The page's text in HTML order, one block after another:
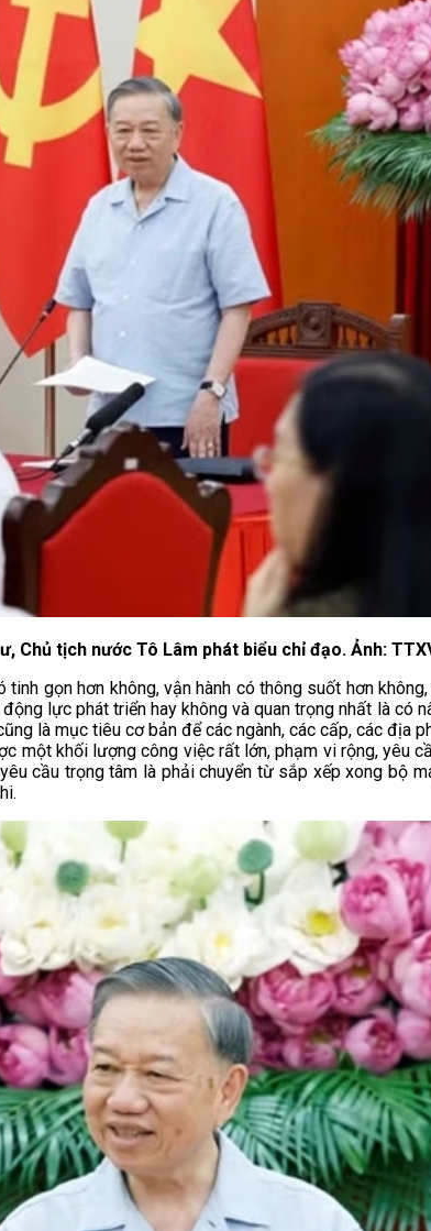
Chủ tịch nước Tô Lâm phát biểu chỉ đạo. Ảnh:
gọn hơn không, vận hành có thông suốt hơn
lực phát triển hay không và quan trọng nhất là có
là mục tiêu cơ bản để các ngành, các cấp, các
một khối lượng công việc rất lớn, phạm vi rộng, yêu
cầu trọng tâm là phải chuyển từ sắp xếp xong bộ